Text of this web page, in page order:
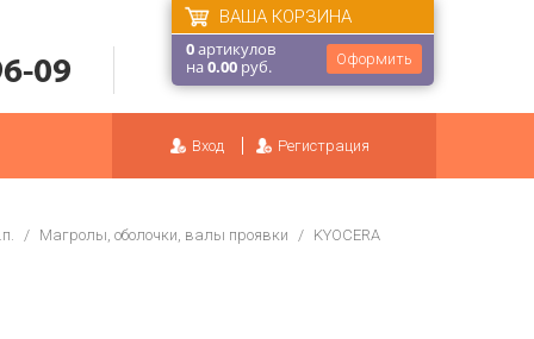
09 Оформить
ВАША КОРЗИНА
0артикулов
на0.00 руб.
Вход Регистрация
/ Магролы, оболочки, валы проявки / KYOCERA